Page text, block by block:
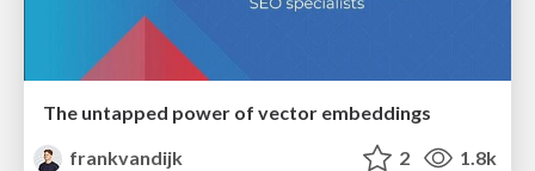
The untapped power of vector embeddings
frankvandijk
2 1.8k